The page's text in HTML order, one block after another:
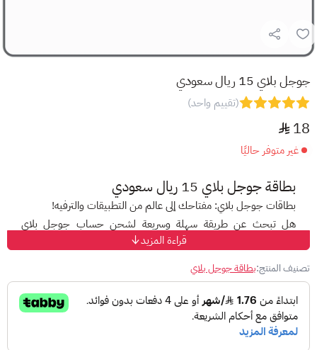
جوجل بلاي 15 ريال سعودي
(تقييم واحد)
18
غير متوفر حاليًا
بطاقة جوجل بلاي 15 ريال سعودي
بطاقات جوجل بلاي: مفتاحك إلى عالم من التطبيقات والترفيه!
هل تبحث عن طريقة سهلة وسريعة لشحن حساب جوجل بلاي
مع بطاقات جوجل بلاي، أصبح الأمر أسهل من أي وقت مضى!
استمتع بجميع التطبيقات والألعاب والموسيقى والأفلام والبرامج
التلفزيونية المفضلة لديك، دون قيود!
ما هيبطاقة جوجل بلاي
قراءة المزيد
تصنيف المنتج:بطاقة جوجل بلاي